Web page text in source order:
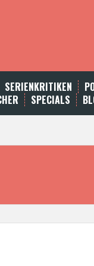
SERIENKRITIKEN
SPECIALS